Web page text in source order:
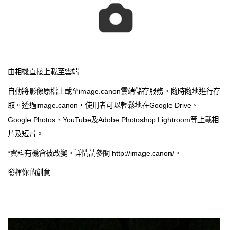
由相機直接上載至雲端
自動將影像原檔上載至image.canon雲端儲存服務。隨時隨地進行存
取。透過image.canon，使用者可以輕鬆地在Google Drive、
Google Photos、YouTube及Adobe Photoshop Lightroom等上載相
片及短片。
*資料有機會被改變。詳情請參閱 http://image.canon/。
發揮你的創意